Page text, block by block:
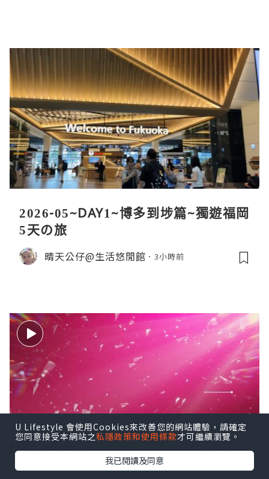
2026-05~DAY1~博多到埗篇~獨遊福岡
5天の旅
晴天公仔@生活悠閒館 3小時前
U Lifestyle 會使用Cookies來改善您的網站體驗，請確定
您同意接受本網站之私隱政策和使用條款才可繼續瀏覽。
我已閱讀及同意